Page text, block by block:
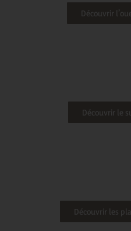
Découvrir
Découvrir le
Découvrir les